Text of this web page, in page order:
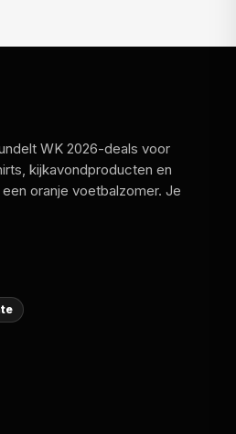
WK 2026-deals voor
kijkavondproducten en
oranje voetbalzomer. Je